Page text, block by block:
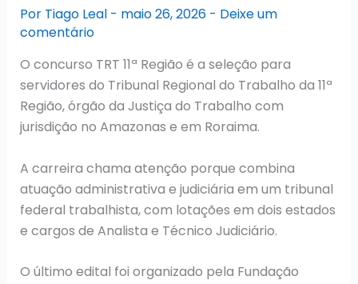
Por Tiago Leal - maio 26, 2026 - Deixe um
comentário
O concurso TRT 11ª Região é a seleção para
servidores do Tribunal Regional do Trabalho da 11ª
Região, órgão da Justiça do Trabalho com
jurisdição no Amazonas e em Roraima.
A carreira chama atenção porque combina
atuação administrativa e judiciária em um tribunal
federal trabalhista, com lotações em dois estados
e cargos de Analista e Técnico Judiciário.
O último edital foi organizado pela Fundação